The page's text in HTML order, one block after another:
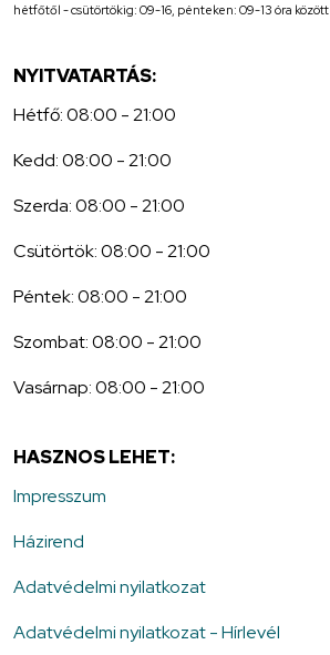
hétfőtől - csütörtökig: 09-16, pénteken: 09-13 óra között
NYITVATARTÁS:
Hétfő: 08:00 - 21:00
Kedd: 08:00 - 21:00
Szerda: 08:00 - 21:00
Csütörtök: 08:00 - 21:00
Péntek: 08:00 - 21:00
Szombat: 08:00 - 21:00
Vasárnap: 08:00 - 21:00
HASZNOS LEHET:
Impresszum
Házirend
Adatvédelmi nyilatkozat
Adatvédelmi nyilatkozat - Hírlevél